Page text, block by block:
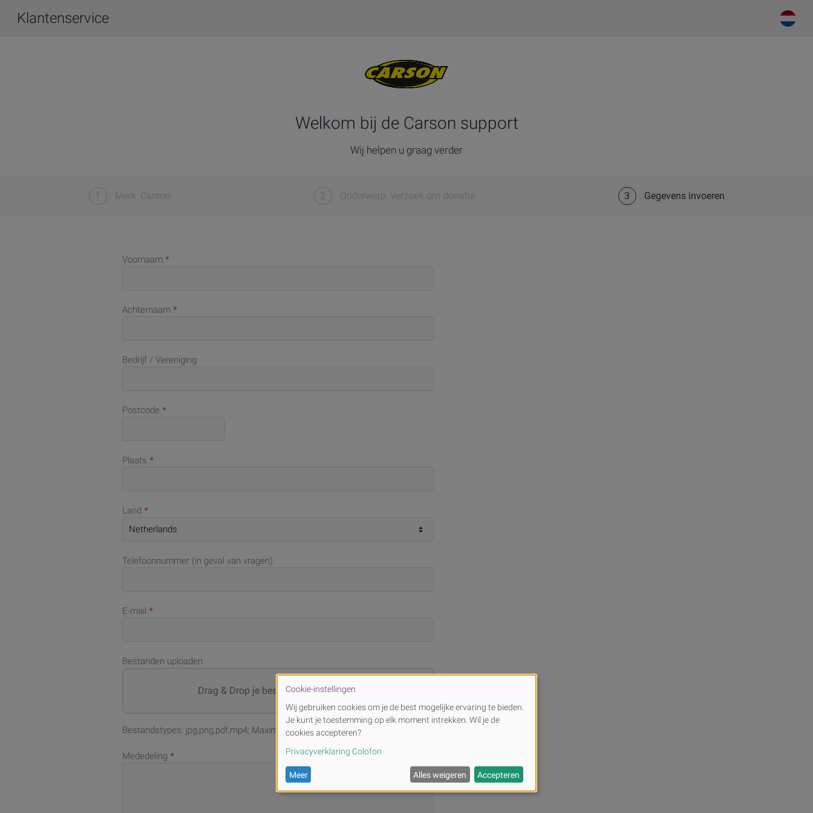
Klantenservice
Welkom bij de Carson support
Wij helpen u graag verder
1 Merk: Carson 2 Onderwerp: Verzoek om donatie 3 Gegevens invoeren
Voornaam *
Achternaam *
Bedrijf / Vereniging
Postcode *
Plaats *
Land *
Telefoonnummer (in geval van vragen)
E-mail *
Bestanden uploaden
Drag & Drop je bestanden ofBladeren
Bestandstypes: jpg,png,pdf,mp4; Maximale bestandsgrootte: 10 MB
Mededeling *